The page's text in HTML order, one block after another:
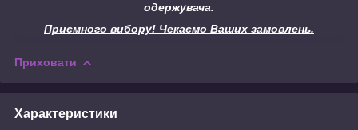
одержувача.
Приємного вибору! Чекаємо Ваших замовлень.
Приховати
Характеристики